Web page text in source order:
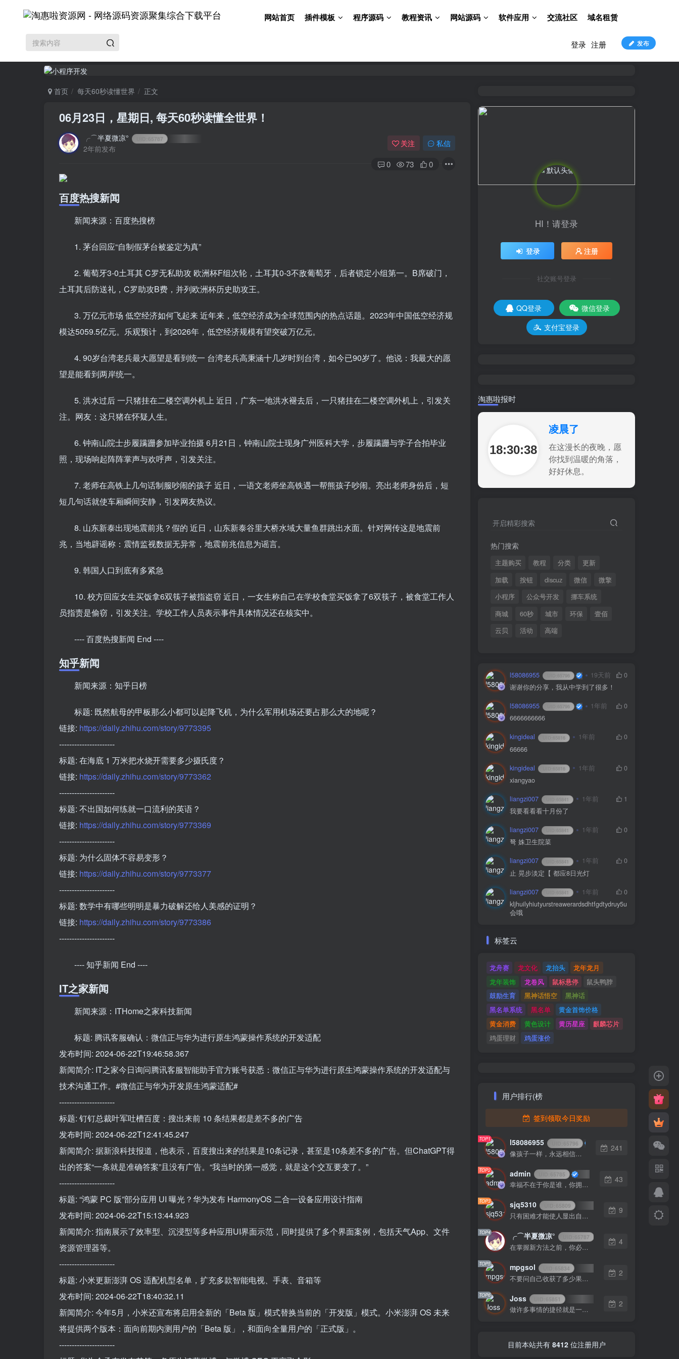
网站首页 插件模板 程序源码 教程资讯 网站源码 软件应用 交流社区 域名租赁
发布
登录 注册
首页 每天60秒读懂世界 正文
06月23日，星期日, 每天60秒读懂全世界！
╭⌒半夏微凉° 65787
2年前发布
关注 私信
0 73 0
百度热搜新闻
新闻来源：百度热搜榜
1. 茅台回应“自制假茅台被鉴定为真”
2. 葡萄牙3-0土耳其 C罗无私助攻 欧洲杯F组次轮，土耳其0-3不敌葡萄牙，后者锁定小组第一。B席破门，
土耳其后防送礼，C罗助攻B费，并列欧洲杯历史助攻王。
3. 万亿元市场 低空经济如何飞起来 近年来，低空经济成为全球范围内的热点话题。2023年中国低空经济规
模达5059.5亿元。乐观预计，到2026年，低空经济规模有望突破万亿元。
4. 90岁台湾老兵最大愿望是看到统一 台湾老兵高秉涵十几岁时到台湾，如今已90岁了。他说：我最大的愿
望是能看到两岸统一。
5. 洪水过后 一只猪挂在二楼空调外机上 近日，广东一地洪水褪去后，一只猪挂在二楼空调外机上，引发关
注。网友：这只猪在怀疑人生。
6. 钟南山院士步履蹒跚参加毕业拍摄 6月21日，钟南山院士现身广州医科大学，步履蹒跚与学子合拍毕业
照，现场响起阵阵掌声与欢呼声，引发关注。
7. 老师在高铁上几句话制服吵闹的孩子 近日，一语文老师坐高铁遇一帮熊孩子吵闹。亮出老师身份后，短
短几句话就使车厢瞬间安静，引发网友热议。
8. 山东新泰出现地震前兆？假的 近日，山东新泰谷里大桥水域大量鱼群跳出水面。针对网传这是地震前
兆，当地辟谣称：震情监视数据无异常，地震前兆信息为谣言。
9. 韩国人口到底有多紧急
10. 校方回应女生买饭拿6双筷子被指盗窃 近日，一女生称自己在学校食堂买饭拿了6双筷子，被食堂工作人
员指责是偷窃，引发关注。学校工作人员表示事件具体情况还在核实中。
---- 百度热搜新闻 End ----
知乎新闻
新闻来源：知乎日榜
标题: 既然航母的甲板那么小都可以起降飞机，为什么军用机场还要占那么大的地呢？
链接: https://daily.zhihu.com/story/9773395
----------------------
标题: 在海底 1 万米把水烧开需要多少摄氏度？
链接: https://daily.zhihu.com/story/9773362
----------------------
标题: 不出国如何练就一口流利的英语？
链接: https://daily.zhihu.com/story/9773369
----------------------
标题: 为什么固体不容易变形？
链接: https://daily.zhihu.com/story/9773377
----------------------
标题: 数学中有哪些明明是暴力破解还给人美感的证明？
链接: https://daily.zhihu.com/story/9773386
----------------------
---- 知乎新闻 End ----
IT之家新闻
新闻来源：ITHome之家科技新闻
标题: 腾讯客服确认：微信正与华为进行原生鸿蒙操作系统的开发适配
发布时间: 2024-06-22T19:46:58.367
新闻简介: IT之家今日询问腾讯客服智能助手官方账号获悉：微信正与华为进行原生鸿蒙操作系统的开发适配与
技术沟通工作。#微信正与华为开发原生鸿蒙适配#
----------------------
标题: 钉钉总裁叶军吐槽百度：搜出来前 10 条结果都是差不多的广告
发布时间: 2024-06-22T12:41:45.247
新闻简介: 据新浪科技报道，他表示，百度搜出来的结果是10条记录，甚至是10条差不多的广告。但ChatGPT得
出的答案“一条就是准确答案”且没有广告。“我当时的第一感觉，就是这个交互要变了。”
----------------------
标题: “鸿蒙 PC 版”部分应用 UI 曝光？华为发布 HarmonyOS 二合一设备应用设计指南
发布时间: 2024-06-22T15:13:44.923
新闻简介: 指南展示了效率型、沉浸型等多种应用UI界面示范，同时提供了多个界面案例，包括天气App、文件
资源管理器等。
----------------------
标题: 小米更新澎湃 OS 适配机型名单，扩充多款智能电视、手表、音箱等
发布时间: 2024-06-22T18:40:32.11
新闻简介: 今年5月，小米还宣布将启用全新的「Beta 版」模式替换当前的「开发版」模式。小米澎湃 OS 未来
将提供两个版本：面向前期内测用户的「Beta 版」，和面向全量用户的「正式版」。
----------------------
HI！请登录
登录 注册
社交账号登录
QQ登录
微信登录
支付宝登录
淘惠啦报时
18:30:39
凌晨了
在这漫长的夜晚，愿
你找到温暖的角落，
好好休息。
开启精彩搜索
热门搜索
主题购买 教程 分类
更新
加载
按钮 discuz 微信
微擎
小程序
公众号开发
挪车系统
商城
60秒 城市 环保
壹佰
云贝
活动 高端
l58086955 65796 19天前
0
谢谢你的分享，我从中学到了很多！
l58086955 65796 1年前
0
6666666666
kingideal 65816 1年前
0
66666
kingideal 65816 1年前
0
xiangyao
liangzi007 65841 1年前
1
我要看看看十月份了
liangzi007 65841 1年前
0
弩 姝卫生院菜
liangzi007 65841 1年前
0
止 晃步淡定【 都应8日光灯
liangzi007 65841 1年前
0
kljhuilyhiutyurstreawerardsdhtfgdtydruy5u
会哦
标签云
龙舟赛 龙文化 龙抬头
龙年龙月
龙年装饰
龙卷风 鼠标悬停
鼠头鸭脖
鼓励生育
黑神话悟空
黑神话
黑名单系统
黑名单
黄金首饰价格
黄金消费
黄色设计 黄历星座
麒麟芯片
鸡蛋理财
鸡蛋涨价
用户排行(榜
签到领取今日奖励
TOP1 l58086955 65796
像孩子一样，永远相信希望，相信梦想
241
TOP2 admin 65785
幸福不在于你是谁，你拥有什么，而仅仅在于你自己怎么看待
43
TOP3 sjq5310 65809
只有困难才能使人显出自己的本色
9
TOP4 ╭⌒半夏微凉° 65787
在掌握新方法之前，你必须要先换一种思考方法
4
TOP5 mpgsol 65834
不要问自己收获了多少果实，而是要问自己今天播种了多少种子
2
TOP6 Joss 65851
做许多事情的捷径就是一次只做一件一件事
2
目前本站共有 8412位注册用户